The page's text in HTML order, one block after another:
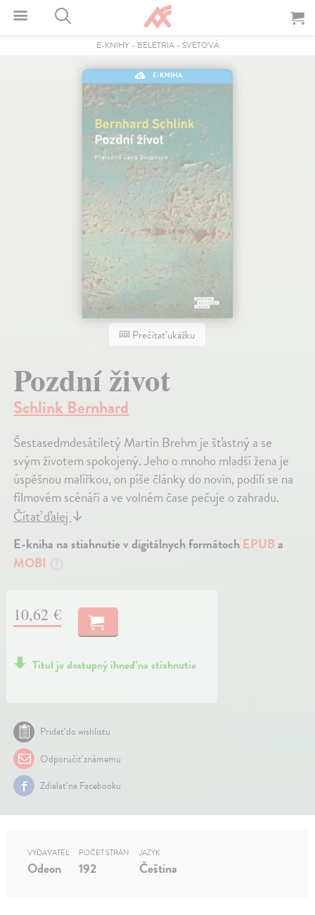
E-KNIHY- BELETRIA- SVETOVÁ
E-KNIHA
Prečítať ukážku
Pozdní život
Schlink Bernhard
Šestasedmdesátiletý Martin Brehm je šťastný a se
svým životem spokojený. Jeho o mnoho mladší žena je
úspěšnou malířkou, on píše články do novin, podílí se na
filmovém scénáři a ve volném čase pečuje o zahradu.
Čítať ďalej↓
E-kniha na stiahnutie v digitálnych formátoch EPUBa
MOBI
?
10,62 €
Titul je dostupný ihneď na stiahnutie
Pridať do wishlistu
Odporučiť známemu
Zdielať na Facebooku
VYDAVATEĽ
Odeon
POČET STRÁN
192
JAZYK
Čeština